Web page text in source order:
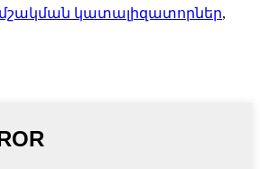
կատալիզատորներ,